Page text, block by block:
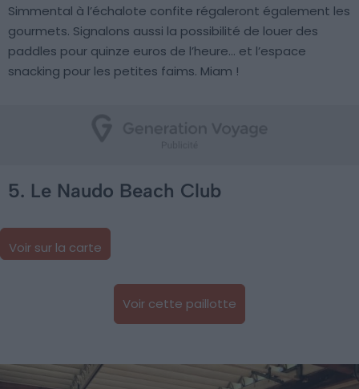
Simmental à l’échalote confite régaleront également les
gourmets. Signalons aussi la possibilité de louer des
paddles pour quinze euros de l’heure… et l’espace
snacking pour les petites faims. Miam !
5. Le Naudo Beach Club
Voir sur la carte
Voir cette paillotte